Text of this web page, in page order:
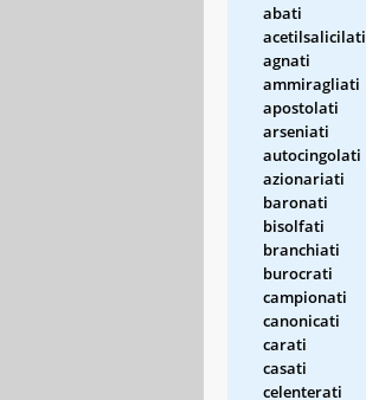
abati
acetilsalicilati
agnati
ammiragliati
apostolati
arseniati
autocingolati
azionariati
baronati
bisolfati
branchiati
burocrati
campionati
canonicati
carati
casati
celenterati